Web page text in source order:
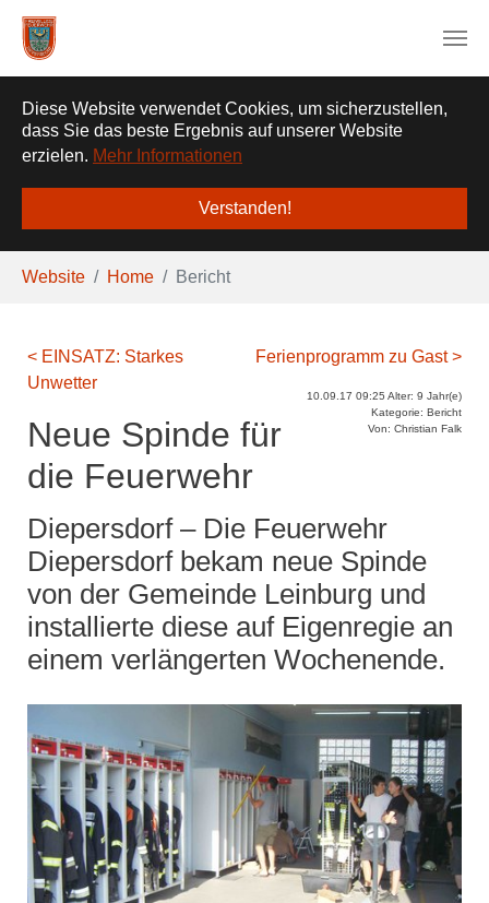
Diese Website verwendet Cookies, um sicherzustellen,
dass Sie das beste Ergebnis auf unserer Website
erzielen. Mehr Informationen
Verstanden!
Sie sind hier:
Website Home Bericht
Ferienprogramm zu Gast >
< EINSATZ: Starkes
Unwetter
10.09.17 09:25 Alter: 9 Jahr(e)
Kategorie: Bericht
Von: Christian Falk
Neue Spinde für
die Feuerwehr
Diepersdorf – Die Feuerwehr
Diepersdorf bekam neue Spinde
von der Gemeinde Leinburg und
installierte diese auf Eigenregie an
einem verlängerten Wochenende.